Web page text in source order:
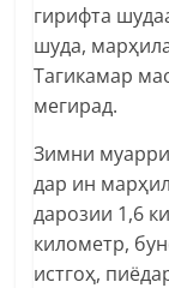
гирифта
шуда,
Тагикамар
мегирад.
Зимни
дар ин
дарозии 1,6
километр,
истгоҳ,